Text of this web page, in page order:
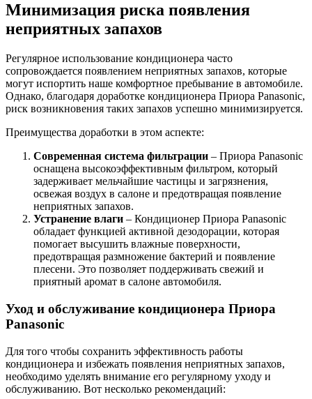
Минимизация риска появления
неприятных запахов
Регулярное использование кондиционера часто
сопровождается появлением неприятных запахов, которые
могут испортить наше комфортное пребывание в автомобиле.
Однако, благодаря доработке кондиционера Приора Panasonic,
риск возникновения таких запахов успешно минимизируется.
Преимущества доработки в этом аспекте:
Современная система фильтрации – Приора Panasonic
оснащена высокоэффективным фильтром, который
задерживает мельчайшие частицы и загрязнения,
освежая воздух в салоне и предотвращая появление
неприятных запахов.
Устранение влаги – Кондиционер Приора Panasonic
обладает функцией активной дезодорации, которая
помогает высушить влажные поверхности,
предотвращая размножение бактерий и появление
плесени. Это позволяет поддерживать свежий и
приятный аромат в салоне автомобиля.
Уход и обслуживание кондиционера Приора
Panasonic
Для того чтобы сохранить эффективность работы
кондиционера и избежать появления неприятных запахов,
необходимо уделять внимание его регулярному уходу и
обслуживанию. Вот несколько рекомендаций: